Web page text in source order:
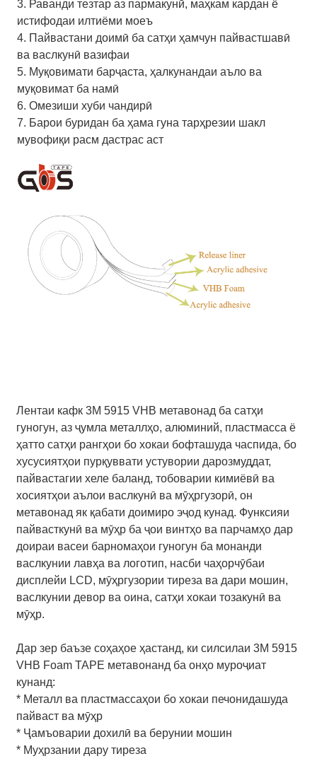
3. Раванди тезтар аз пармакунӣ, маҳкам кардан ё
истифодаи илтиёми моеъ
4. Пайвастани доимӣ ба сатҳи ҳамчун пайвастшавӣ
ва васлкунӣ вазифаи
5. Муқовимати барҷаста, ҳалкунандаи аъло ва
муқовимат ба намӣ
6. Омезиши хуби чандирӣ
7. Барои буридан ба ҳама гуна тарҳрезии шакл
мувофиқи расм дастрас аст
Лентаи кафк 3M 5915 VHB метавонад ба сатҳи
гуногун, аз ҷумла металлҳо, алюминий, пластмасса ё
ҳатто сатҳи рангҳои бо хокаи бофташуда часпида, бо
хусусиятҳои пурқуввати устувории дарозмуддат,
пайвастагии хеле баланд, тобоварии кимиёвӣ ва
хосиятҳои аълои васлкунӣ ва мӯҳргузорӣ, он
метавонад як қабати доимиро эҷод кунад. Функсияи
пайвасткунӣ ва мӯҳр ба ҷои винтҳо ва парчамҳо дар
доираи васеи барномаҳои гуногун ба монанди
васлкунии лавҳа ва логотип, насби чаҳорчӯбаи
дисплейи LCD, мӯҳргузории тиреза ва дари мошин,
васлкунии девор ва оина, сатҳи хокаи тозакунӣ ва
мӯҳр.
Дар зер баъзе соҳаҳое ҳастанд, ки силсилаи 3M 5915
VHB Foam TAPE метавонанд ба онҳо муроҷиат
кунанд:
* Металл ва пластмассаҳои бо хокаи печонидашуда
пайваст ва мӯҳр
* Ҷамъоварии дохилӣ ва берунии мошин
* Муҳрзании дару тиреза